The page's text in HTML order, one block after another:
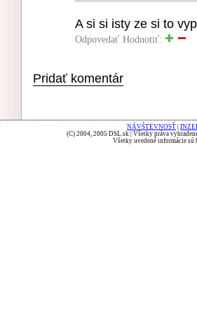
A si si isty ze si to
Odpovedať Hodnotiť:
Pridať komentár
NÁVŠTEVNOSŤ
(C) 2004, 2005 DSL.sk | Všetky práva
Všetky uvedené informácie sú